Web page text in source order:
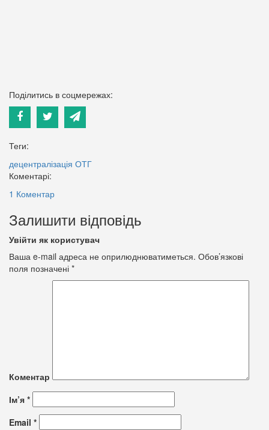
Поділитись в соцмережах:
Теги:
децентралізація ОТГ
Коментарі:
1 Коментар
Залишити відповідь
Увійти як користувач
Ваша e-mail адреса не оприлюднюватиметься. Обов’язкові
поля позначені *
Коментар
Ім’я *
Email *